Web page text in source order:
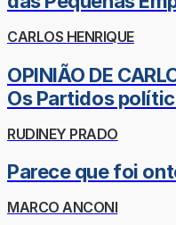
CARLOS HENRIQUE
OPINIÃO DE
Os Partidos
RUDINEY PRADO
Parece que foi
MARCO ANCONI